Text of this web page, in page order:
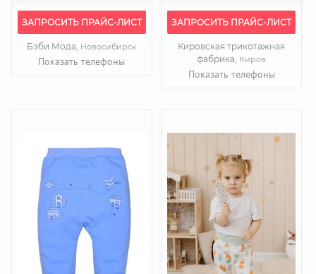
ЗАПРОСИТЬ ПРАЙС-ЛИСТ
Бэби Мода, Новосибирск
Показать телефоны
ЗАПРОСИТЬ ПРАЙС-ЛИСТ
Кировская трикотажная
фабрика, Киров
Показать телефоны